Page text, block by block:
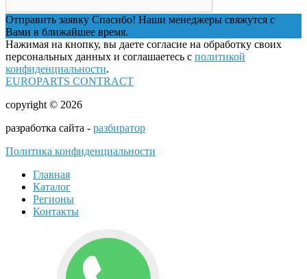
Отправить заявку Спасибо! Наши менеджеры свяжутся с
Вами в ближайшее время.
Нажимая на кнопку, вы даете согласие на обработку своих
персональных данных и соглашаетесь с политикой
конфиденциальности.
EUROPARTS CONTRACT
copyright © 2026
разработка сайта - разбиратор
Политика конфиденциальности
Главная
Каталог
Регионы
Контакты